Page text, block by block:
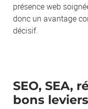
présence web
donc un avantage
décisif.
SEO, SEA,
bons